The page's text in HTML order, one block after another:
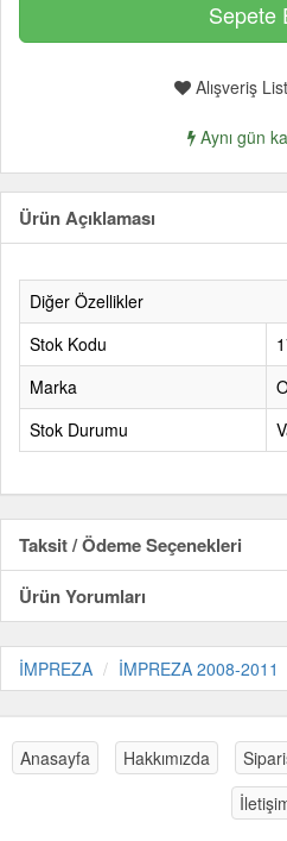
Alışveriş
Aynı gün
Ürün Açıklaması
Diğer Özellikler
Stok Kodu
Marka
Stok Durumu
Taksit / Ödeme Seçenekleri
Ürün Yorumları
İMPREZA İMPREZA 2008-2011
Anasayfa Hakkımızda